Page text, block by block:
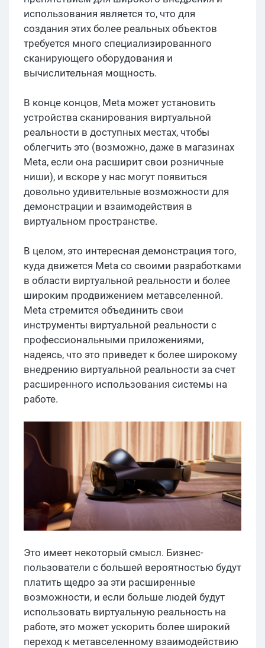
использования является то, что для
создания этих более реальных объектов
требуется много специализированного
сканирующего оборудования и
вычислительная мощность.
В конце концов, Meta может установить
устройства сканирования виртуальной
реальности в доступных местах, чтобы
облегчить это (возможно, даже в магазинах
Meta, если она расширит свои розничные
ниши), и вскоре у нас могут появиться
довольно удивительные возможности для
демонстрации и взаимодействия в
виртуальном пространстве.
В целом, это интересная демонстрация того,
куда движется Meta со своими разработками
в области виртуальной реальности и более
широким продвижением метавселенной.
Meta стремится объединить свои
инструменты виртуальной реальности с
профессиональными приложениями,
надеясь, что это приведет к более широкому
внедрению виртуальной реальности за счет
расширенного использования системы на
работе.
Это имеет некоторый смысл. Бизнес-
пользователи с большей вероятностью будут
платить щедро за эти расширенные
возможности, и если больше людей будут
использовать виртуальную реальность на
работе, это может ускорить более широкий
переход к метавселенному взаимодействию